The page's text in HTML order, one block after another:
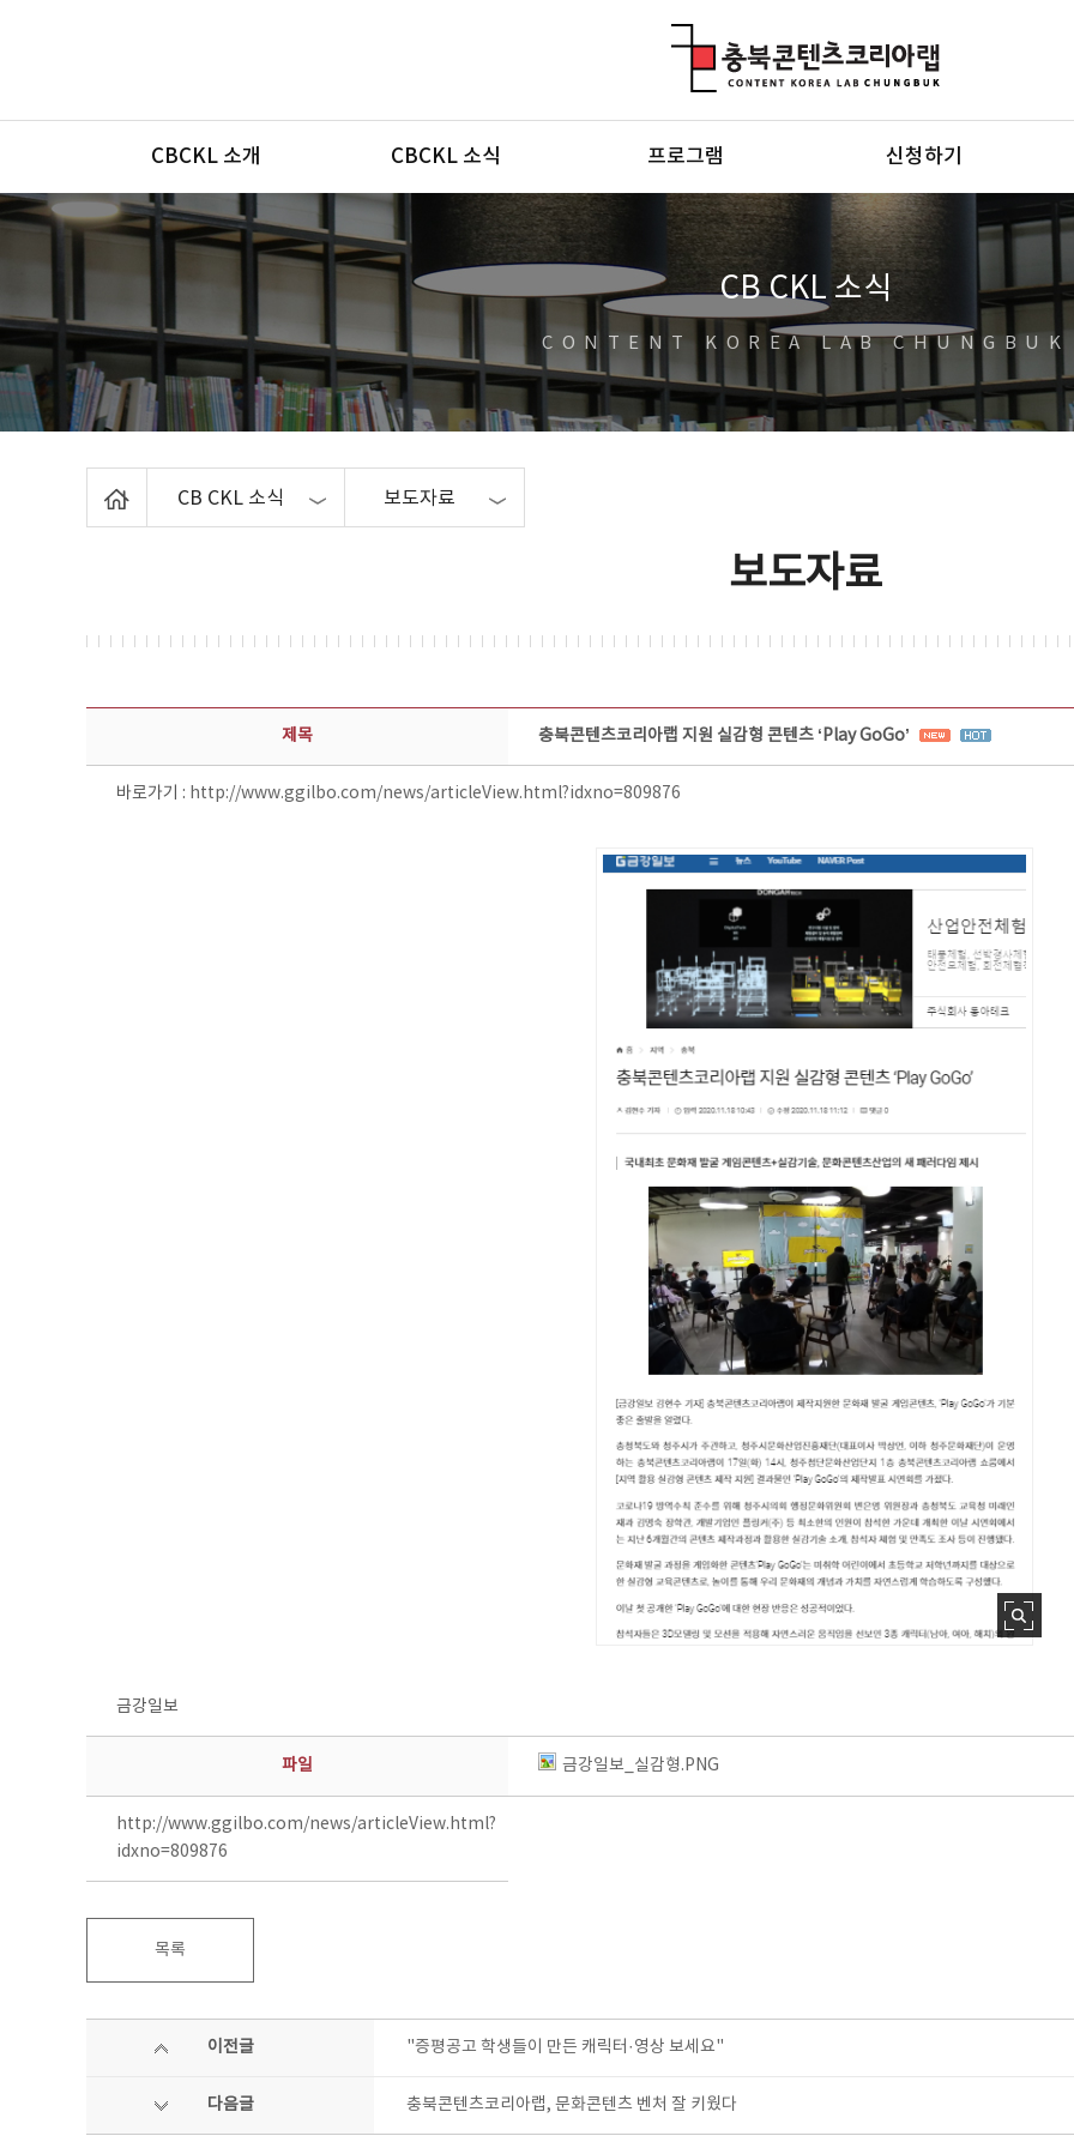
메뉴
CBCKL 소개 CBCKL 소식 프로그램 신청하기
CB CKL 소식
CONTENT KOREA LAB CHUNGBUK
CB CKL 소식 보도자료
보도자료
보도자료 상세보기 - 제목, 담당부서, 담당자, 담당연락처, 내용, 첨부파일 정보 제공
제목 충북콘텐츠코리아랩 지원 실감형 콘텐츠 ‘Play GoGo’
바로가기 : http://www.ggilbo.com/news/articleView.html?idxno=809876
금강일보
파일 금강일보_실감형.PNG
http://www.ggilbo.com/news/articleView.html?
idxno=809876
목록
이전글 "증평공고 학생들이 만든 캐릭터·영상 보세요"
다음글 충북콘텐츠코리아랩, 문화콘텐츠 벤처 잘 키웠다